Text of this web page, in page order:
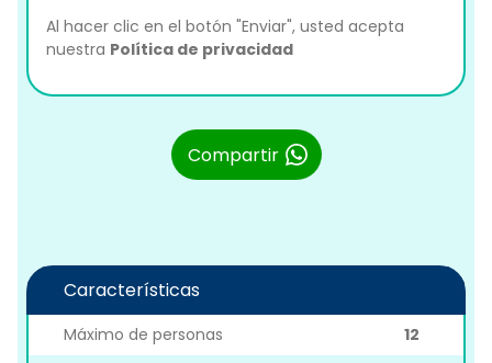
Al hacer clic en el botón "Enviar", usted acepta
nuestra Política de privacidad
Compartir
Características
Máximo de personas
12